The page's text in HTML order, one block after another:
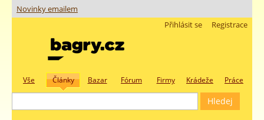
Novinky emailem
Registrace
Přihlásit se
Vše Články Bazar Fórum Firmy Krádeže Práce